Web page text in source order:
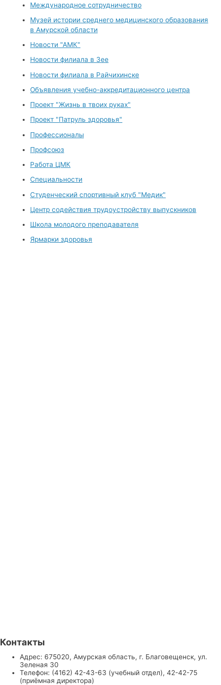
Международное сотрудничество
Музей истории среднего медицинского образования
в Амурской области
Новости "АМК"
Новости филиала в Зее
Новости филиала в Райчихинске
Объявления учебно-аккредитационного центра
Проект "Жизнь в твоих руках"
Проект "Патруль здоровья"
Профессионалы
Профсоюз
Работа ЦМК
Специальности
Студенческий спортивный клуб "Медик"
Центр содействия трудоустройству выпускников
Школа молодого преподавателя
Ярмарки здоровья
Контакты
Адрес: 675020, Амурская область, г. Благовещенск, ул.
Зеленая 30
Телефон: (4162) 42-43-63 (учебный отдел), 42-42-75
(приёмная директора)